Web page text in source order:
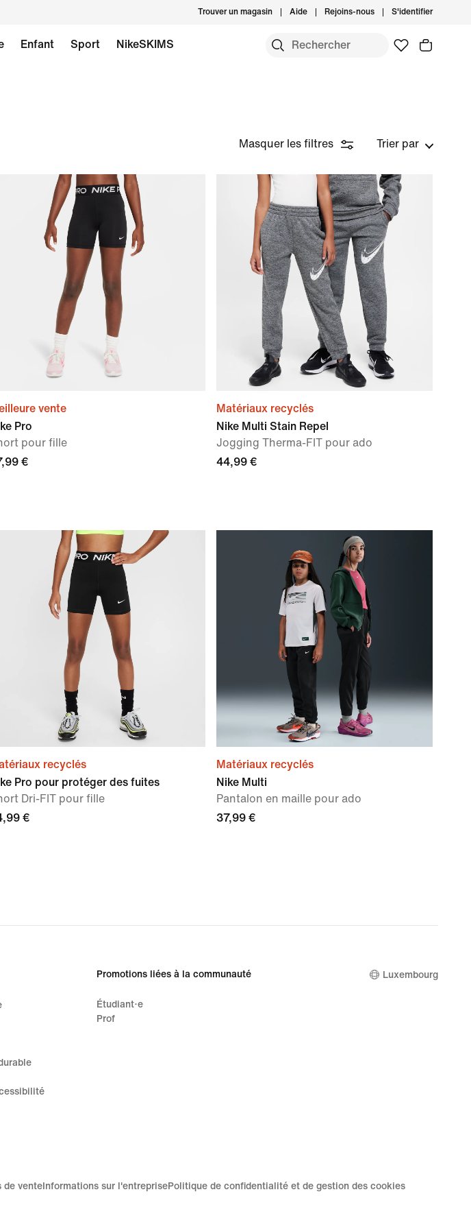
Trouver un magasin Aide Rejoins-nous S'identifier
Enfant Sport NikeSKIMS
Masquer les filtres Trier par
vente
Pro
pour fille
€
Matériaux recyclés
Nike Multi Stain Repel
Jogging Therma-FIT pour ado
44,99 €
recyclés
Pro pour protéger des fuites
Dri-FIT pour fille
€
Matériaux recyclés
Nike Multi
Pantalon en maille pour ado
37,99 €
Promotions liées à la communauté
Étudiant·e
Prof
Luxembourg
de venteInformations sur l'entreprisePolitique de confidentialité et de gestion des cookies